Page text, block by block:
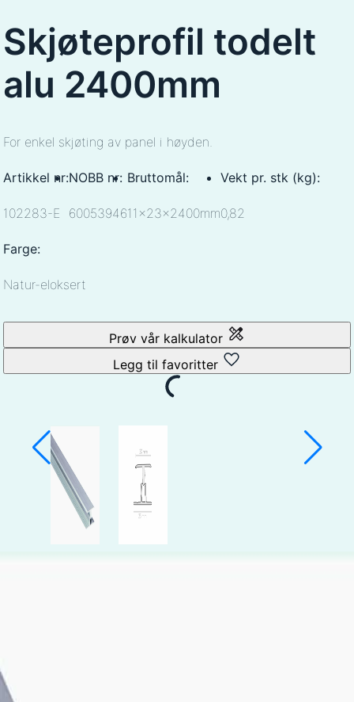
Skjøteprofil todelt
alu 2400mm
For enkel skjøting av panel i høyden.
Artikkel nr:
102283-E
NOBB nr:
60053946
Bruttomål:
11x23x2400mm
Vekt pr. stk (kg):
0,82
Farge:
Natur-eloksert
Prøv vår kalkulator
Legg til favoritter